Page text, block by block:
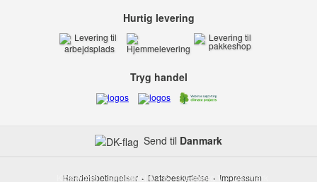
Send til Danmark
Hurtig levering
Tryg handel
Handelsbetingelser Databeskyttelse Impressum
Kids-world Smedevej 6 6710 Esbjerg V Danmark